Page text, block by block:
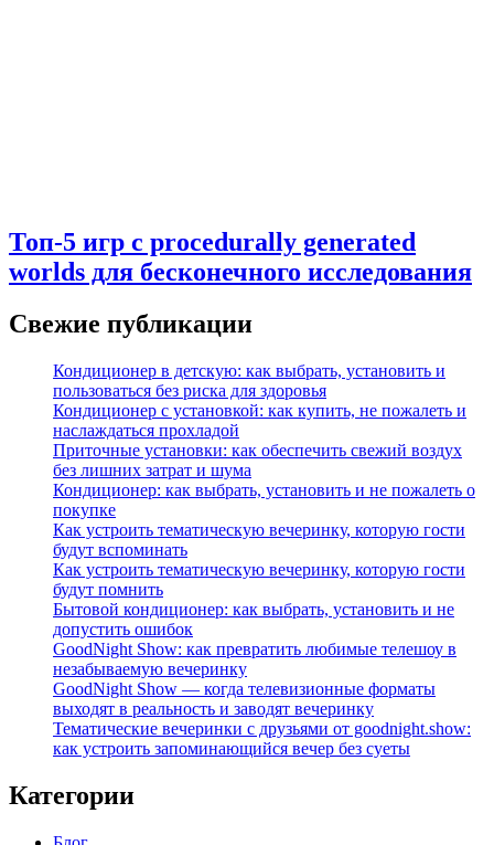
Топ-5 игр с procedurally generated
worlds для бесконечного исследования
Свежие публикации
Кондиционер в детскую: как выбрать, установить и
пользоваться без риска для здоровья
Кондиционер с установкой: как купить, не пожалеть и
наслаждаться прохладой
Приточные установки: как обеспечить свежий воздух
без лишних затрат и шума
Кондиционер: как выбрать, установить и не пожалеть о
покупке
Как устроить тематическую вечеринку, которую гости
будут вспоминать
Как устроить тематическую вечеринку, которую гости
будут помнить
Бытовой кондиционер: как выбрать, установить и не
допустить ошибок
GoodNight Show: как превратить любимые телешоу в
незабываемую вечеринку
GoodNight Show — когда телевизионные форматы
выходят в реальность и заводят вечеринку
Тематические вечеринки с друзьями от goodnight.show:
как устроить запоминающийся вечер без суеты
Категории